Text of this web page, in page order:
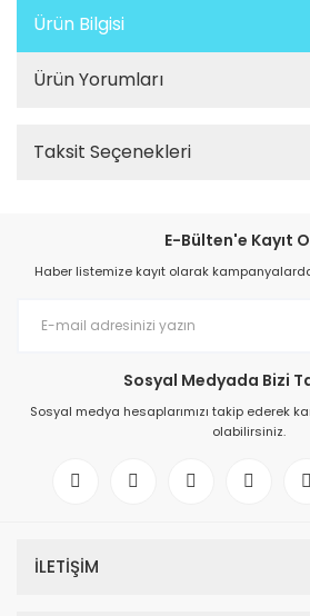
Ürün Bilgisi
Ürün Yorumları
Taksit Seçenekleri
E-Bülten'e Kayıt
Haber listemize kayıt olarak
Sosyal Medyada Bizi
Sosyal medya hesaplarımızı takip ederek
olabilirsiniz.
İLETİŞİM